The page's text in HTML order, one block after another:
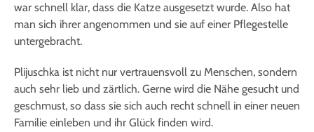
war schnell klar, dass die Katze ausgesetzt wurde. Also hat
man sich ihrer angenommen und sie auf einer Pflegestelle
untergebracht.
Plijuschka ist nicht nur vertrauensvoll zu Menschen, sondern
auch sehr lieb und zärtlich. Gerne wird die Nähe gesucht und
geschmust, so dass sie sich auch recht schnell in einer neuen
Familie einleben und ihr Glück finden wird.